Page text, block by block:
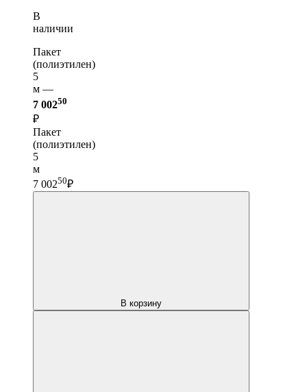
В
наличии
Пакет
(полиэтилен)
5
м —
7 00250
₽
Пакет
(полиэтилен)
5
м
7 00250₽
В корзину